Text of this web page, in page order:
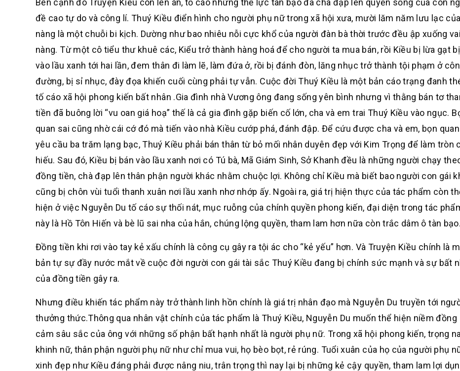
Bên cạnh đó Truyện Kiều còn lên án, tố cáo những thế lực tàn bạo đã chà đạp lên quyền sống của con
đề cao tự do và công lí. Thuý Kiều điển hình cho người phụ nữ trong xã hội xưa, mười lăm năm lưu lạc của
nàng là một chuỗi bi kịch. Dường như bao nhiêu nỗi cực khổ của người đàn bà thời trước đều ập xuống vai
nàng. Từ một cô tiểu thư khuê các, Kiểu trở thành hàng hoá để cho người ta mua bán, rồi Kiều bị lừa gạt
vào lầu xanh tới hai lần, đem thân đi làm lẽ, làm đứa ở, rồi bị đánh đòn, lăng nhục trở thành tội phạm ở
đường, bị sỉ nhục, đày đọa khiến cuối cùng phải tự vẫn. Cuộc đời Thuý Kiều là một bản cáo trạng đanh
tố cáo xã hội phong kiến bất nhân .Gia đình nhà Vương ông đang sống yên bình nhưng vì thằng bán tơ
tiền đã buông lời “vu oan giá hoạ” thế là cả gia đình gặp biến cố lớn, cha và em trai Thuý Kiều vào ngục.
quan sai cũng nhờ cái cớ đó mà tiến vào nhà Kiều cướp phá, đánh đập. Để cứu được cha và em, bọn
yêu cầu ba trăm lạng bạc, Thuý Kiều phải bán thân từ bỏ mối nhân duyên đẹp với Kim Trọng để làm tròn
hiếu. Sau đó, Kiều bị bán vào lầu xanh nơi có Tú bà, Mã Giám Sinh, Sở Khanh đều là những người chạy
đồng tiền, chà đạp lên thân phận người khác nhằm chuộc lợi. Không chỉ Kiều mà biết bao người con gái
cũng bị chôn vùi tuổi thanh xuân nơi lầu xanh nhơ nhớp ấy. Ngoài ra, giá trị hiện thực của tác phẩm còn
hiện ở việc Nguyễn Du tố cáo sự thối nát, mục ruỗng của chính quyền phong kiến, đại diện trong tác
này là Hồ Tôn Hiến và bè lũ sai nha của hắn, chúng lộng quyền, tham lam hơn nữa còn trắc dâm ô tàn bạo.
Đồng tiền khi rơi vào tay kẻ xấu chính là công cụ gây ra tội ác cho “kẻ yếu” hơn. Và Truyện Kiều chính là
bản tự sự đầy nước mắt về cuộc đời người con gái tài sắc Thuý Kiều đang bị chính sức mạnh và sự bất
của đồng tiền gây ra.
Nhưng điều khiến tác phẩm này trở thành linh hồn chính là giá trị nhân đạo mà Nguyễn Du truyền tới
thưởng thức.Thông qua nhân vật chính của tác phẩm là Thuý Kiều, Nguyễn Du muốn thể hiện niềm đồng
cảm sâu sắc của ông với những số phận bất hạnh nhất là người phụ nữ. Trong xã hội phong kiến, trọng
khinh nữ, thân phận người phụ nữ như chỉ mua vui, họ bèo bọt, rẻ rúng. Tuổi xuân của họ của người phụ
xinh đẹp như Kiều đáng phải được nâng niu, trân trọng thì nay lại bị những kẻ cậy quyền, tham lam lợi